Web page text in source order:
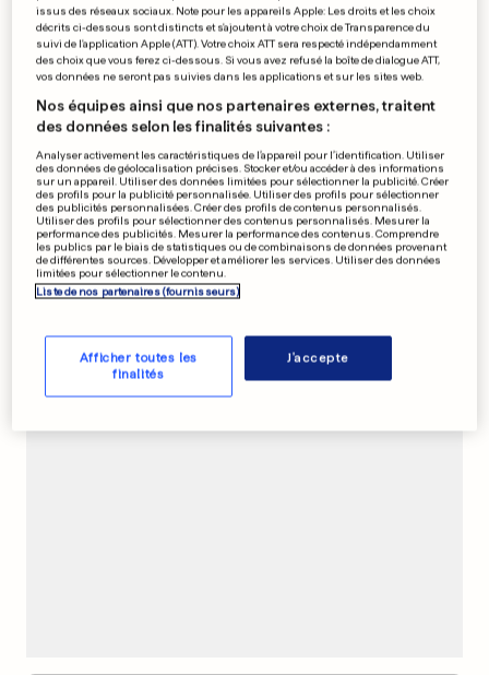
4 29 20
FASHION FAUX PAS
Nabilla en robe blanche à un
mariage qui n'est pas le sien
3 196 40
AU LUXEMBOURG
116 élèves ont obtenu le Bac
européen
2
issus des réseaux sociaux. Note pour les appareils Apple: Les droits et les choix
décrits ci-dessous sont distincts et s'ajoutent à votre choix de Transparence du
suivi de l'application Apple (ATT). Votre choix ATT sera respecté indépendamment
des choix que vous ferez ci-dessous. Si vous avez refusé la boîte de dialogue ATT,
vos données ne seront pas suivies dans les applications et sur les sites web.
Nos équipes ainsi que nos partenaires externes, traitent
des données selon les finalités suivantes :
Analyser activement les caractéristiques de l’appareil pour l’identification. Utiliser
des données de géolocalisation précises. Stocker et/ou accéder à des informations
sur un appareil. Utiliser des données limitées pour sélectionner la publicité. Créer
des profils pour la publicité personnalisée. Utiliser des profils pour sélectionner
des publicités personnalisées. Créer des profils de contenus personnalisés.
Utiliser des profils pour sélectionner des contenus personnalisés. Mesurer la
performance des publicités. Mesurer la performance des contenus. Comprendre
les publics par le biais de statistiques ou de combinaisons de données provenant
de différentes sources. Développer et améliorer les services. Utiliser des données
limitées pour sélectionner le contenu.
Liste de nos partenaires (fournisseurs)
Afficher toutes les
finalités
J'accepte